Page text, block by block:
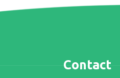
Contact